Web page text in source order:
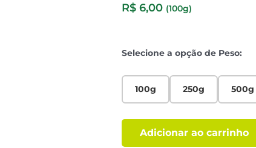
R$6,00 (100g)
Selecione a opção de Peso:
100g 250g 500g
Adicionar ao carrinho